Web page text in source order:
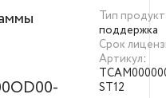
для ЭВМ на
ST12)
Тип
поддержка
Срок
Артикул:
ST12